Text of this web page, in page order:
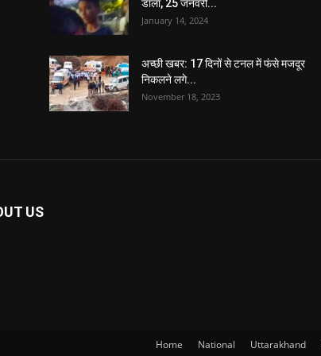
डाला, 25 जनवरी...
January 14, 2024
अच्छी खबर: 17 दिनों से टनल में फंसे मजदूर
निकलने लगे...
November 18, 2023
US
Home National Uttarakhand